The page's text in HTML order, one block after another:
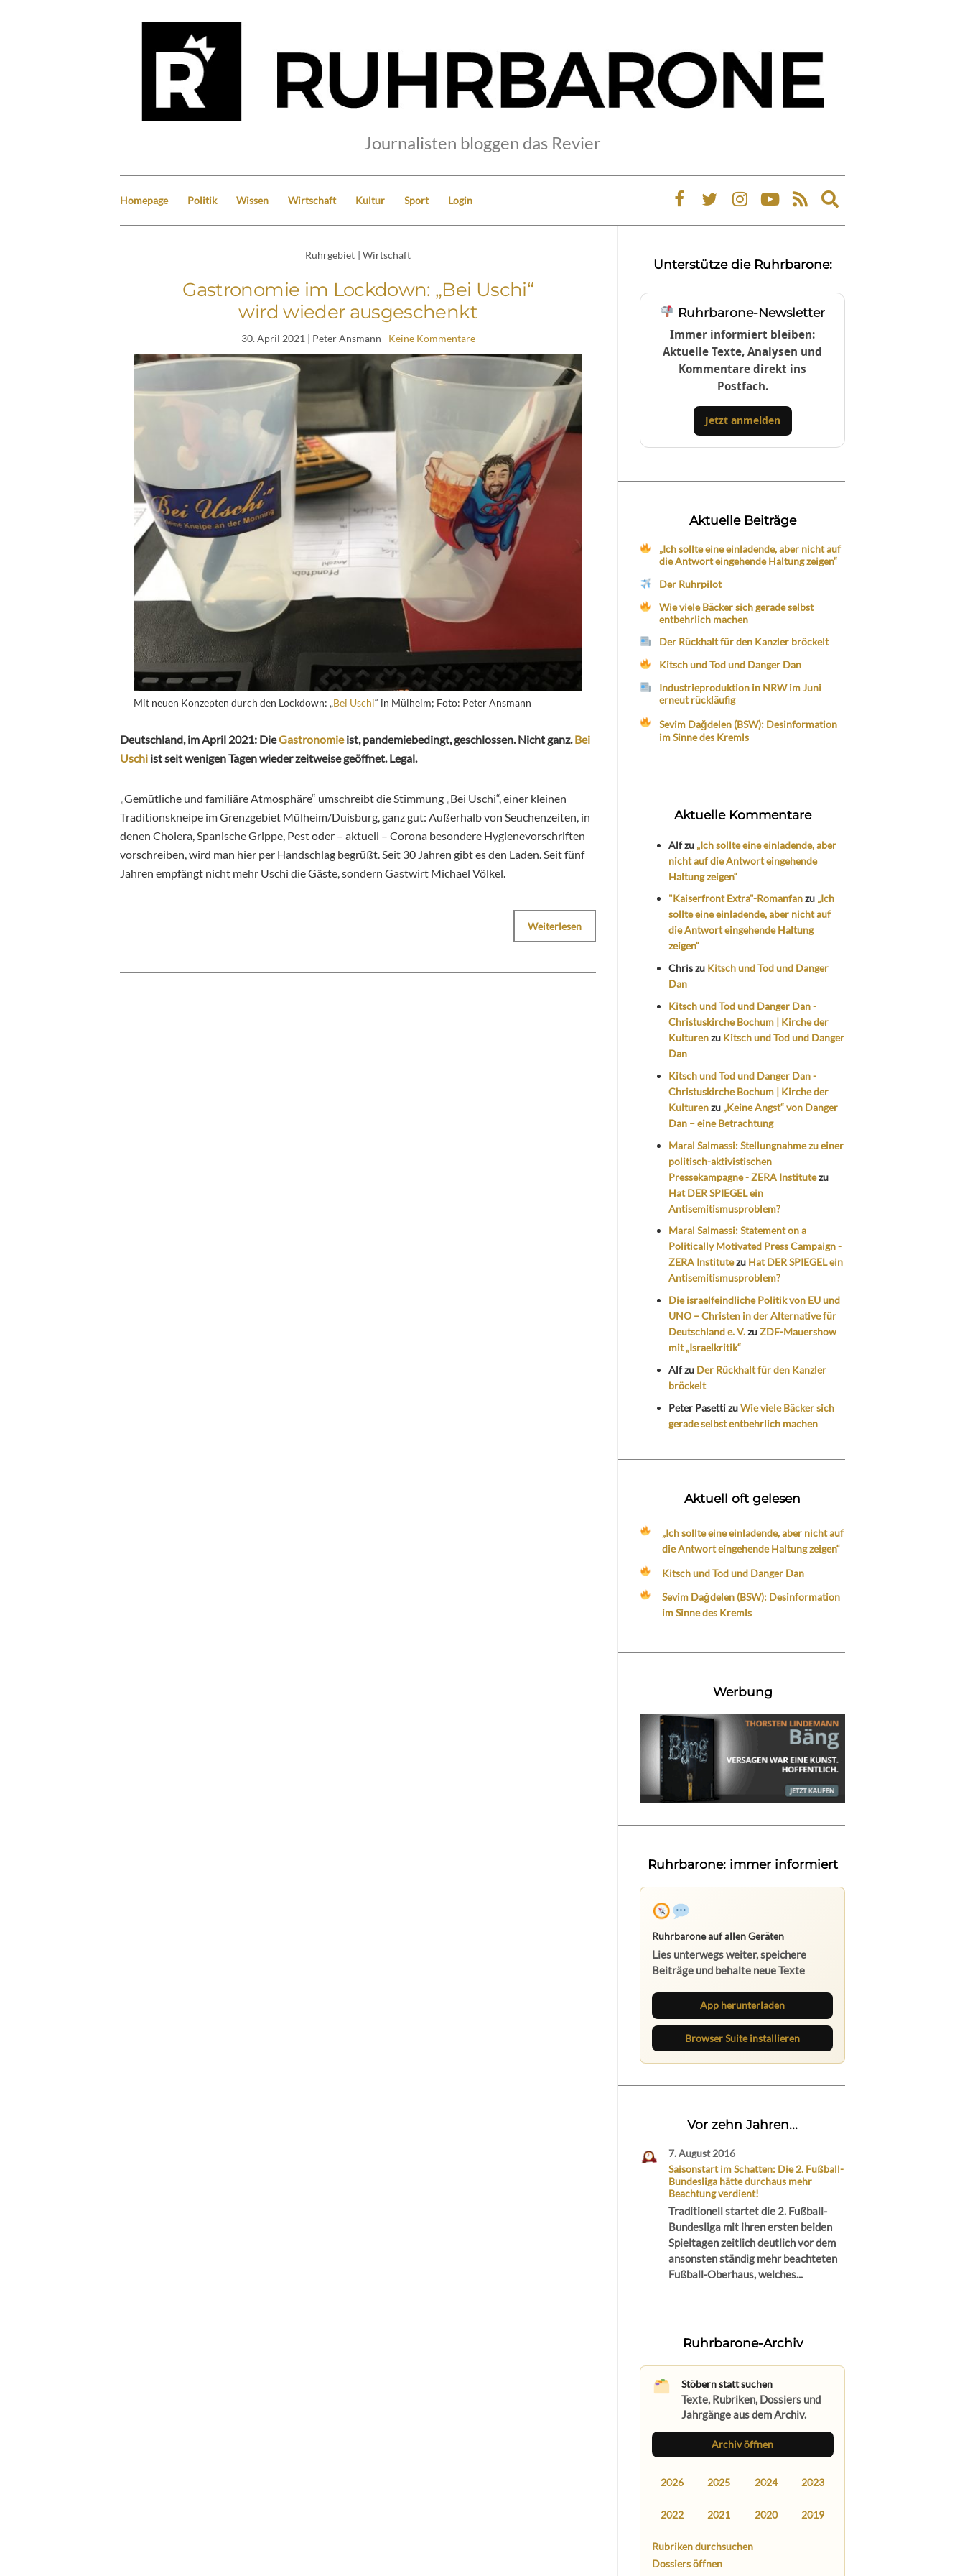
Journalisten bloggen das Revier
Homepage Politik Wissen Wirtschaft Kultur Sport Login
Expand
search
Ruhrgebiet | Wirtschaft
Gastronomie im Lockdown: „Bei Uschi“
wird wieder ausgeschenkt
30. April 2021 | Peter Ansmann Keine Kommentare
Mit neuen Konzepten durch den Lockdown: „Bei Uschi“ in Mülheim; Foto: Peter Ansmann
Deutschland, im April 2021: DieGastronomieist, pandemiebedingt, geschlossen. Nicht ganz. Bei
Uschi ist seit wenigen Tagen wieder zeitweise geöffnet. Legal.
„Gemütliche und familiäre Atmosphäre“ umschreibt die Stimmung „Bei Uschi“, einer kleinen
Traditionskneipe im Grenzgebiet Mülheim/Duisburg, ganz gut: Außerhalb von Seuchenzeiten, in
denen Cholera, Spanische Grippe, Pest oder – aktuell – Corona besondere Hygienevorschriften
vorschreiben, wird man hier per Handschlag begrüßt. Seit 30 Jahren gibt es den Laden. Seit fünf
Jahren empfängt nicht mehr Uschi die Gäste, sondern Gastwirt Michael Völkel.
Weiterlesen
Unterstütze die Ruhrbarone:
Ruhrbarone-Newsletter
Immer informiert bleiben:
Aktuelle Texte, Analysen und
Kommentare direkt ins
Postfach.
Jetzt anmelden
Aktuelle Beiträge
„Ich sollte eine einladende, aber nicht auf
die Antwort eingehende Haltung zeigen“
Der Ruhrpilot
Wie viele Bäcker sich gerade selbst
entbehrlich machen
Der Rückhalt für den Kanzler bröckelt
Kitsch und Tod und Danger Dan
Industrieproduktion in NRW im Juni
erneut rückläufig
Sevim Dağdelen (BSW): Desinformation
im Sinne des Kremls
Aktuelle Kommentare
Alfzu „Ich sollte eine einladende, aber
nicht auf die Antwort eingehende
Haltung zeigen“
"Kaiserfront Extra"-Romanfanzu „Ich
sollte eine einladende, aber nicht auf
die Antwort eingehende Haltung
zeigen“
Chriszu Kitsch und Tod und Danger
Dan
Kitsch und Tod und Danger Dan -
Christuskirche Bochum | Kirche der
Kulturenzu Kitsch und Tod und Danger
Dan
Kitsch und Tod und Danger Dan -
Christuskirche Bochum | Kirche der
Kulturenzu „Keine Angst“ von Danger
Dan – eine Betrachtung
Maral Salmassi: Stellungnahme zu einer
politisch-aktivistischen
Pressekampagne - ZERA Institutezu
Hat DER SPIEGEL ein
Antisemitismusproblem?
Maral Salmassi: Statement on a
Politically Motivated Press Campaign -
ZERA Institutezu Hat DER SPIEGEL ein
Antisemitismusproblem?
Die israelfeindliche Politik von EU und
UNO – Christen in der Alternative für
Deutschland e. V.zuZDF-Mauershow
mit „Israelkritik“
Alfzu Der Rückhalt für den Kanzler
bröckelt
Peter PasettizuWie viele Bäcker sich
gerade selbst entbehrlich machen
Aktuell oft gelesen
„Ich sollte eine einladende, aber nicht auf
die Antwort eingehende Haltung zeigen“
Kitsch und Tod und Danger Dan
Sevim Dağdelen (BSW): Desinformation
im Sinne des Kremls
Werbung
Ruhrbarone: immer informiert
Ruhrbarone auf allen Geräten
Lies unterwegs weiter, speichere
Beiträge und behalte neue Texte
App herunterladen
Browser Suite installieren
Vor zehn Jahren...
7. August 2016
Saisonstart im Schatten: Die 2. Fußball-
Bundesliga hätte durchaus mehr
Beachtung verdient!
Traditionell startet die 2. Fußball-
Bundesliga mit ihren ersten beiden
Spieltagen zeitlich deutlich vor dem
ansonsten ständig mehr beachteten
Fußball-Oberhaus, welches...
Ruhrbarone-Archiv
Stöbern statt suchen
Texte, Rubriken, Dossiers und
Jahrgänge aus dem Archiv.
Archiv öffnen
2026 2025 2024 2023
2022 2021 2020 2019
Rubriken durchsuchen
Dossiers öffnen